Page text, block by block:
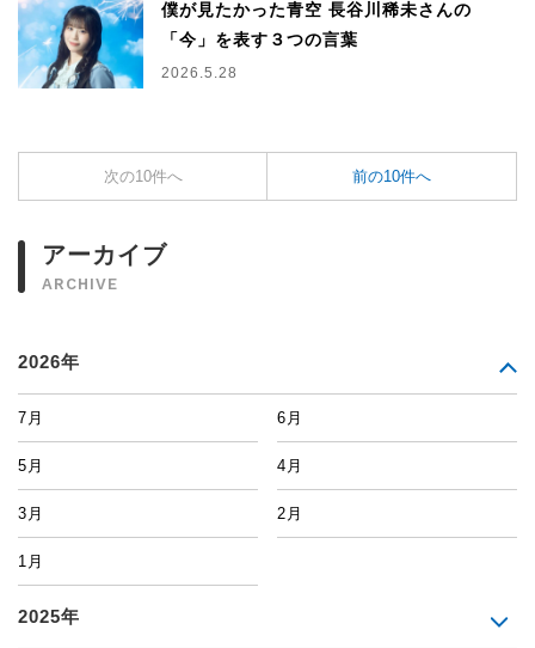
僕が見たかった青空 長谷川稀未さんの
「今」を表す３つの言葉
2026.5.28
次の10件へ 前の10件へ
アーカイブ
ARCHIVE
2026年
7月 6月
5月 4月
3月 2月
1月
2025年